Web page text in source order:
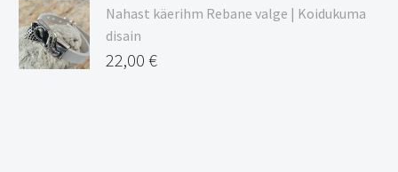
Nahast käerihm Rebane valge | Koidukuma
disain
22,00 €